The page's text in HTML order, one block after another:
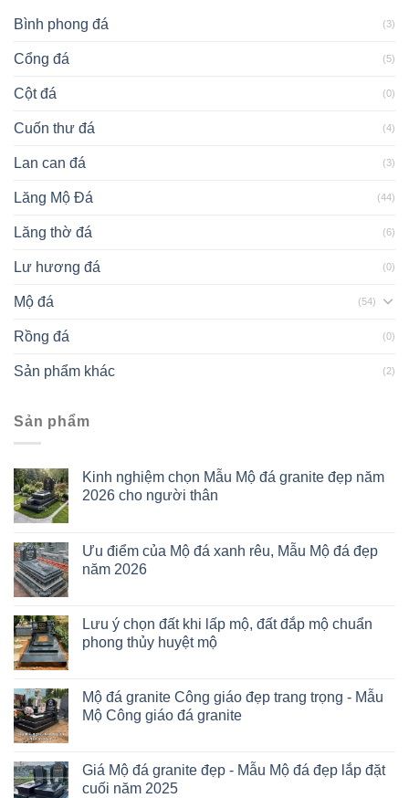
Bình phong đá (3)
Cổng đá (5)
Cột đá (0)
Cuốn thư đá (4)
Lan can đá (3)
Lăng Mộ Đá (44)
Lăng thờ đá (6)
Lư hương đá (0)
Mộ đá (54)
Rồng đá (0)
Sản phẩm khác (2)
Sản phẩm
Kinh nghiệm chọn Mẫu Mộ đá granite đẹp năm
2026 cho người thân
Ưu điểm của Mộ đá xanh rêu, Mẫu Mộ đá đẹp
năm 2026
Lưu ý chọn đất khi lấp mộ, đất đắp mộ chuẩn
phong thủy huyệt mộ
Mộ đá granite Công giáo đẹp trang trọng - Mẫu
Mộ Công giáo đá granite
Giá Mộ đá granite đẹp - Mẫu Mộ đá đẹp lắp đặt
cuối năm 2025